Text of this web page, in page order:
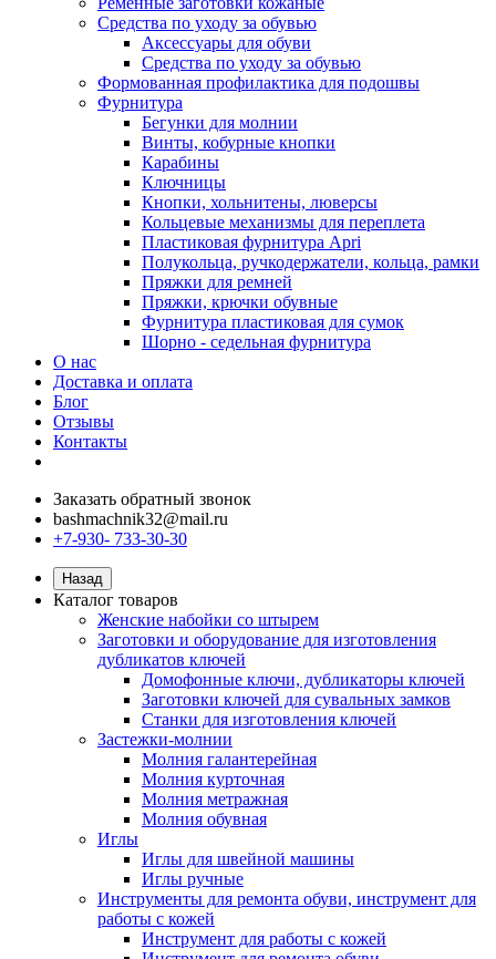
Средства по уходу за обувью
Аксессуары для обуви
Средства по уходу за обувью
Формованная профилактика для подошвы
Фурнитура
Бегунки для молнии
Винты, кобурные кнопки
Карабины
Ключницы
Кнопки, хольнитены, люверсы
Кольцевые механизмы для переплета
Пластиковая фурнитура Apri
Полукольца, ручкодержатели, кольца, рамки
Пряжки для ремней
Пряжки, крючки обувные
Фурнитура пластиковая для сумок
Шорно - седельная фурнитура
О нас
Доставка и оплата
Блог
Отзывы
Контакты
Заказать обратный звонок
bashmachnik32@mail.ru
+7-930- 733-30-30
Назад
Каталог товаров
Женские набойки со штырем
Заготовки и оборудование для изготовления
дубликатов ключей
Домофонные ключи, дубликаторы ключей
Заготовки ключей для сувальных замков
Станки для изготовления ключей
Застежки-молнии
Молния галантерейная
Молния курточная
Молния метражная
Молния обувная
Иглы
Иглы для швейной машины
Иглы ручные
Инструменты для ремонта обуви, инструмент для
работы с кожей
Инструмент для работы с кожей